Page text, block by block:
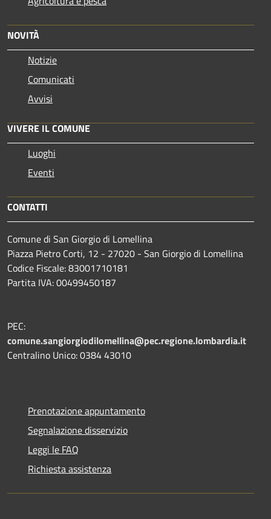
NOVITÀ
Notizie
Comunicati
Avvisi
VIVERE IL COMUNE
Luoghi
Eventi
CONTATTI
Comune di San Giorgio di Lomellina
Piazza Pietro Corti, 12 - 27020 - San Giorgio di Lomellina
Codice Fiscale: 83001710181
Partita IVA: 00499450187
PEC:
comune.sangiorgiodilomellina@pec.regione.lombardia.it
Centralino Unico: 0384 43010
Prenotazione appuntamento
Segnalazione disservizio
Leggi le FAQ
Richiesta assistenza